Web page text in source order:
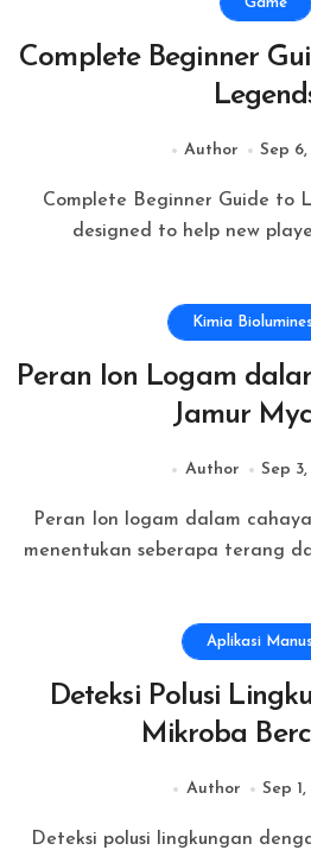
Game
Complete Beginner
Author Sep
Complete Beginner Guide to League of Legends is
designed to help new
Kimia
Peran Ion Logam
Jamur
Author Sep
Peran Ion logam dalam cahaya alami Jamur Mycena
menentukan seberapa terang
Aplikasi
Deteksi Polusi
Mikroba
Author Sep
Deteksi polusi lingkungan dengan mikroba bercahaya